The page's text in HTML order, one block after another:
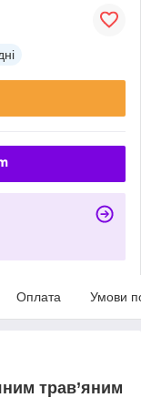
Оплата Умови
трав’яним